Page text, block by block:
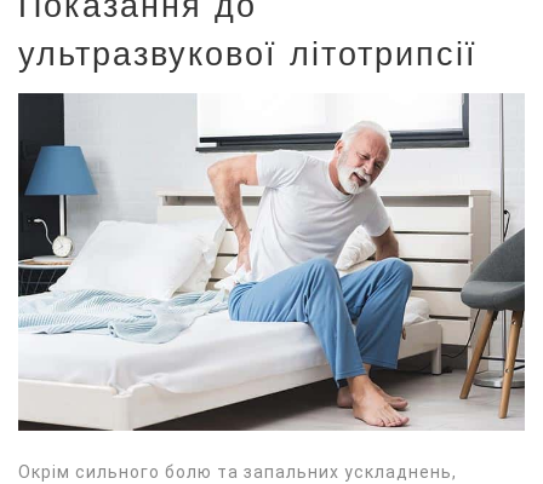
ультразвукової літотрипсії
Окрім сильного болю та запальних ускладнень,